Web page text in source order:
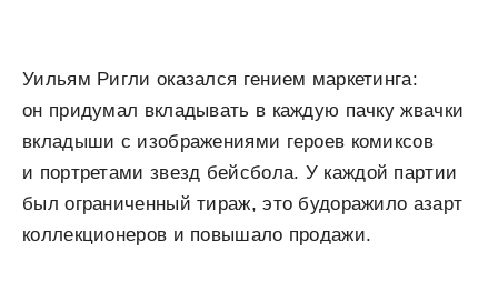
Уильям Ригли оказался гением маркетинга:
он придумал вкладывать в каждую пачку жвачки
вкладыши с изображениями героев комиксов
и портретами звезд бейсбола. У каждой партии
был ограниченный тираж, это будоражило азарт
коллекционеров и повышало продажи.